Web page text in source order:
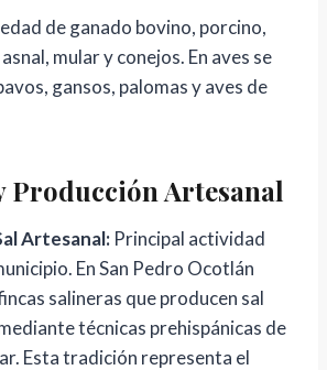
de ganado bovino, porcino,
mular y conejos. En aves se
gansos, palomas y aves de
Producción Artesanal
Artesanal: Principal actividad
En San Pedro Ocotlán
salineras que producen sal
técnicas prehispánicas de
Esta tradición representa el